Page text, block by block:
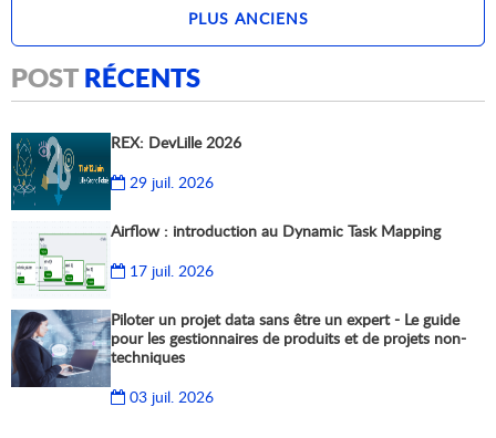
PLUS ANCIENS
POST RÉCENTS
REX: DevLille 2026
29 juil. 2026
Airflow : introduction au Dynamic Task Mapping
17 juil. 2026
Piloter un projet data sans être un expert - Le guide
pour les gestionnaires de produits et de projets non-
techniques
03 juil. 2026